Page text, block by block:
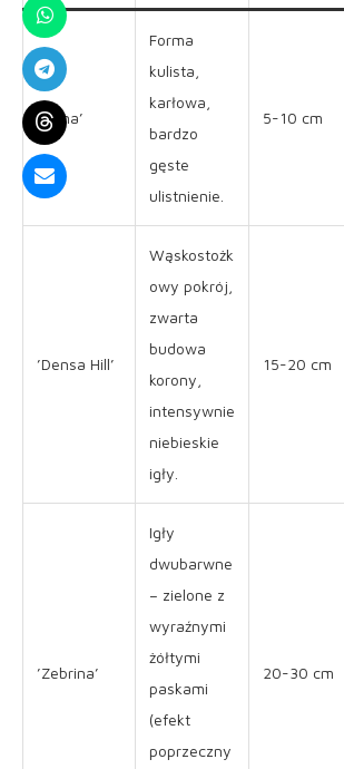
’Nana’
Forma
kulista,
karłowa,
bardzo
gęste
ulistnienie.
5-10 cm
’Densa Hill’
Wąskostożk
owy pokrój,
zwarta
budowa
korony,
intensywnie
niebieskie
igły.
15-20 cm
’Zebrina’
Igły
dwubarwne
– zielone z
wyraźnymi
żółtymi
paskami
(efekt
poprzeczny
20-30 cm